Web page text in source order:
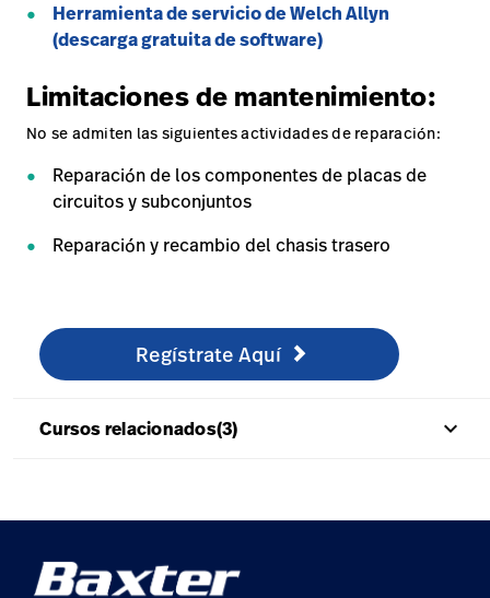
Herramienta de servicio de Welch Allyn
(descarga gratuita de software)
Limitaciones de mantenimiento:
No se admiten las siguientes actividades de reparación:
Reparación de los componentes de placas de
circuitos y subconjuntos
Reparación y recambio del chasis trasero
Regístrate aquí
/en/knowledge/technical-training/online-training/
Regístrate Aquí
Cursos relacionados(3) keyboard_arrow_up